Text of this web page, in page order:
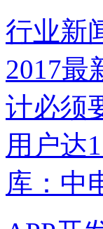
行业新
2017最
计必须
用户达
库：中